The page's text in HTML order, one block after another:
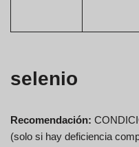
selenio
Recomendación:
(solo si hay deficiencia